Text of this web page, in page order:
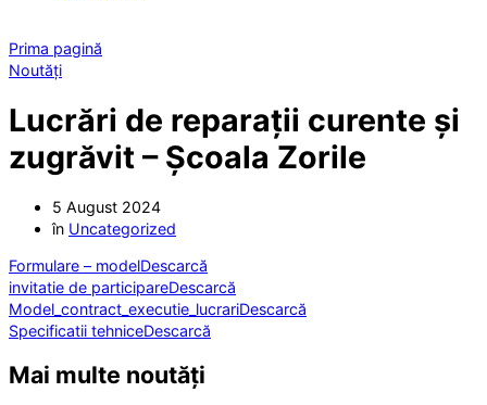
Prima pagină
Noutăți
Lucrări de reparații curente și
zugrăvit – Școala Zorile
5 August 2024
în Uncategorized
Formulare – modelDescarcă
invitatie de participareDescarcă
Model_contract_executie_lucrariDescarcă
Specificatii tehniceDescarcă
Mai multe noutăți